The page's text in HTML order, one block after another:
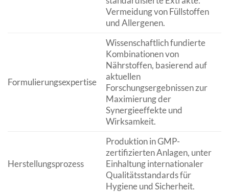
Vermeidung von Füllstoffen
und Allergenen.
Formulierungsexpertise
Wissenschaftlich fundierte
Kombinationen von
Nährstoffen, basierend auf
aktuellen
Forschungsergebnissen zur
Maximierung der
Synergieeffekte und
Wirksamkeit.
Herstellungsprozess
Produktion in GMP-
zertifizierten Anlagen, unter
Einhaltung internationaler
Qualitätsstandards für
Hygiene und Sicherheit.